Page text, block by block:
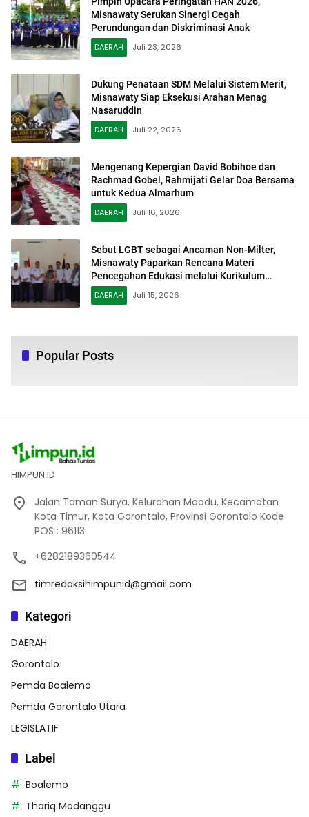
Misnawaty Serukan Sinergi Cegah
Perundungan dan Diskriminasi Anak
DAERAH
Juli 23, 2026
Dukung Penataan SDM Melalui Sistem Merit,
Misnawaty Siap Eksekusi Arahan Menag
Nasaruddin
DAERAH
Juli 22, 2026
Mengenang Kepergian David Bobihoe dan
Rachmad Gobel, Rahmijati Gelar Doa Bersama
untuk Kedua Almarhum
DAERAH
Juli 16, 2026
Sebut LGBT sebagai Ancaman Non-Milter,
Misnawaty Paparkan Rencana Materi
Pencegahan Edukasi melalui Kurikulum
Sekolah
DAERAH Juli 15, 2026
Popular Posts
HIMPUN.ID
Jalan Taman Surya, Kelurahan Moodu, Kecamatan
Kota Timur, Kota Gorontalo, Provinsi Gorontalo Kode
POS : 96113
+6282189360544
timredaksihimpunid@gmail.com
Kategori
DAERAH
Gorontalo
Pemda Boalemo
Pemda Gorontalo Utara
LEGISLATIF
Label
Boalemo
Thariq Modanggu